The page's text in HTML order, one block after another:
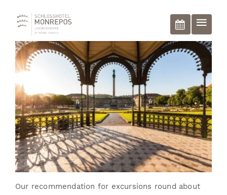
BOOK NOW
Our recommendation for excursions round about